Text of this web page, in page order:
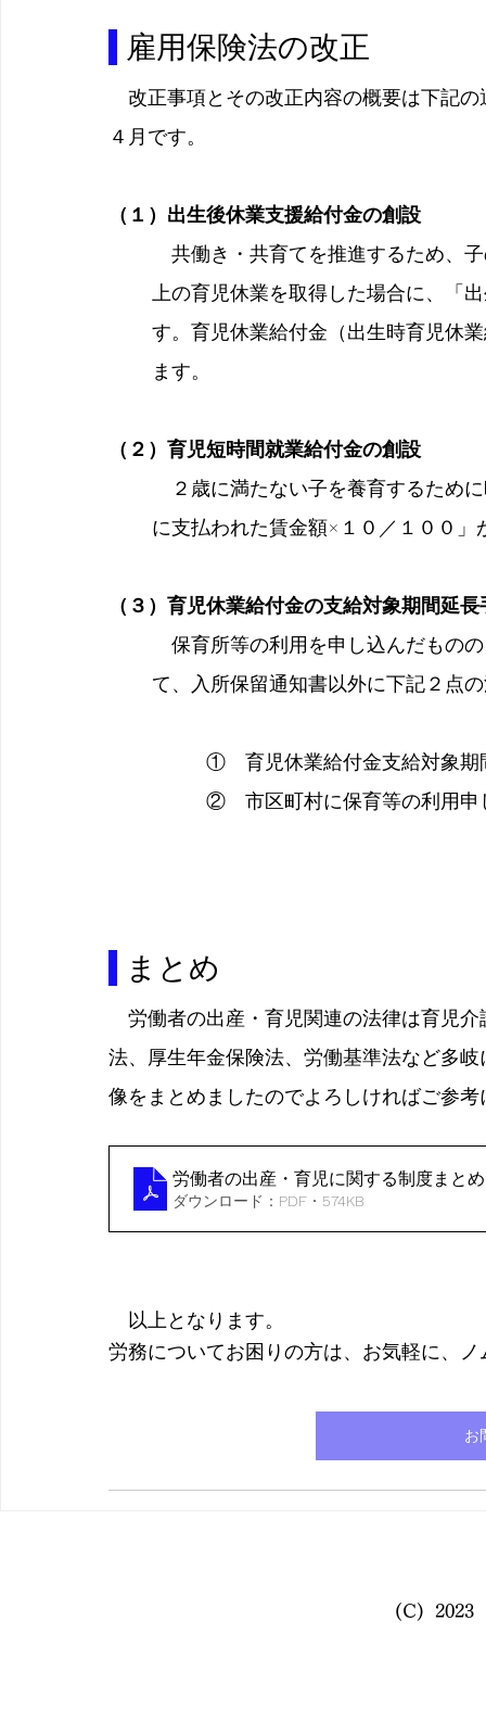
雇用保険法の改正
改正事項とその改正内容の概要は下記
４月です。
（１）出生後休業支援給付金の創設
共働き・共育てを推進するため、
上の育児休業を取得した場合に、「
す。育児休業給付金（出生時育児休
ます。
（２）育児短時間就業給付金の創設
２歳に満たない子を養育するため
に支払われた賃金額×１０／１００」
（３）育児休業給付金の支給対象期間延
保育所等の利用を申し込んだもの
て、入所保留通知書以外に下記２点
①　育児休業給付金支給対象期間
②　市区町村に保育等の利用申し込
まとめ
労働者の出産・育児関連の法律は育児
法、厚生年金保険法、労働基準法など多
像をまとめましたのでよろしければご参
労働者の出産・育児に関する制度まとめ
ダウンロード：PDF • 574KB
以上となります。
労務についてお困りの方は、お気軽に、
お
(C) 2023